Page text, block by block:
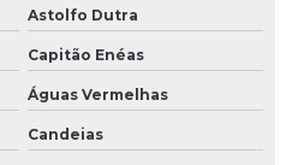
em sp
Astolfo Dutra
Capitão Enéas
Águas Vermelhas
Candeias